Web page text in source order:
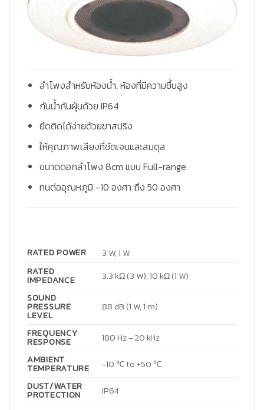
ลำโพงสำหรับห้องน้ำ, ห้องที่มีความชื้นสูง
กันน้ำกันฝุ่นด้วย IP64
ยึดติดได้ง่ายด้วยขาสปริง
ให้คุณภาพเสียงที่ชัดเจนและสมดุล
ขนาดดอกลำโพง 8cm แบบ Full-range
ทนต่ออุณหภูมิ -10 องศา ถึง 50 องศา
RATED POWER
3 W, 1 W
RATED
IMPEDANCE
3.3 kΩ (3 W), 10 kΩ (1 W)
SOUND
PRESSURE
LEVEL
88 dB (1 W, 1 m)
FREQUENCY
RESPONSE
180 Hz – 20 kHz
AMBIENT
TEMPERATURE
-10 ℃ to +50 ℃
DUST/WATER
PROTECTION
IP64